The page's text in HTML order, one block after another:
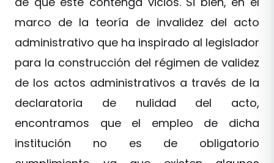
marco de la teoría de invalidez del acto
administrativo que ha inspirado al legislador
para la construcción del régimen de validez
de los actos administrativos a través de la
declaratoria de nulidad del acto,
encontramos que el empleo de dicha
institución no es de obligatorio